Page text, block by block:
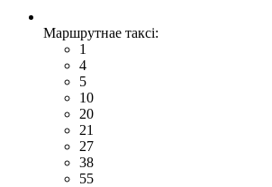
Маршрутнае таксі:
1
4
5
10
20
21
27
38
55